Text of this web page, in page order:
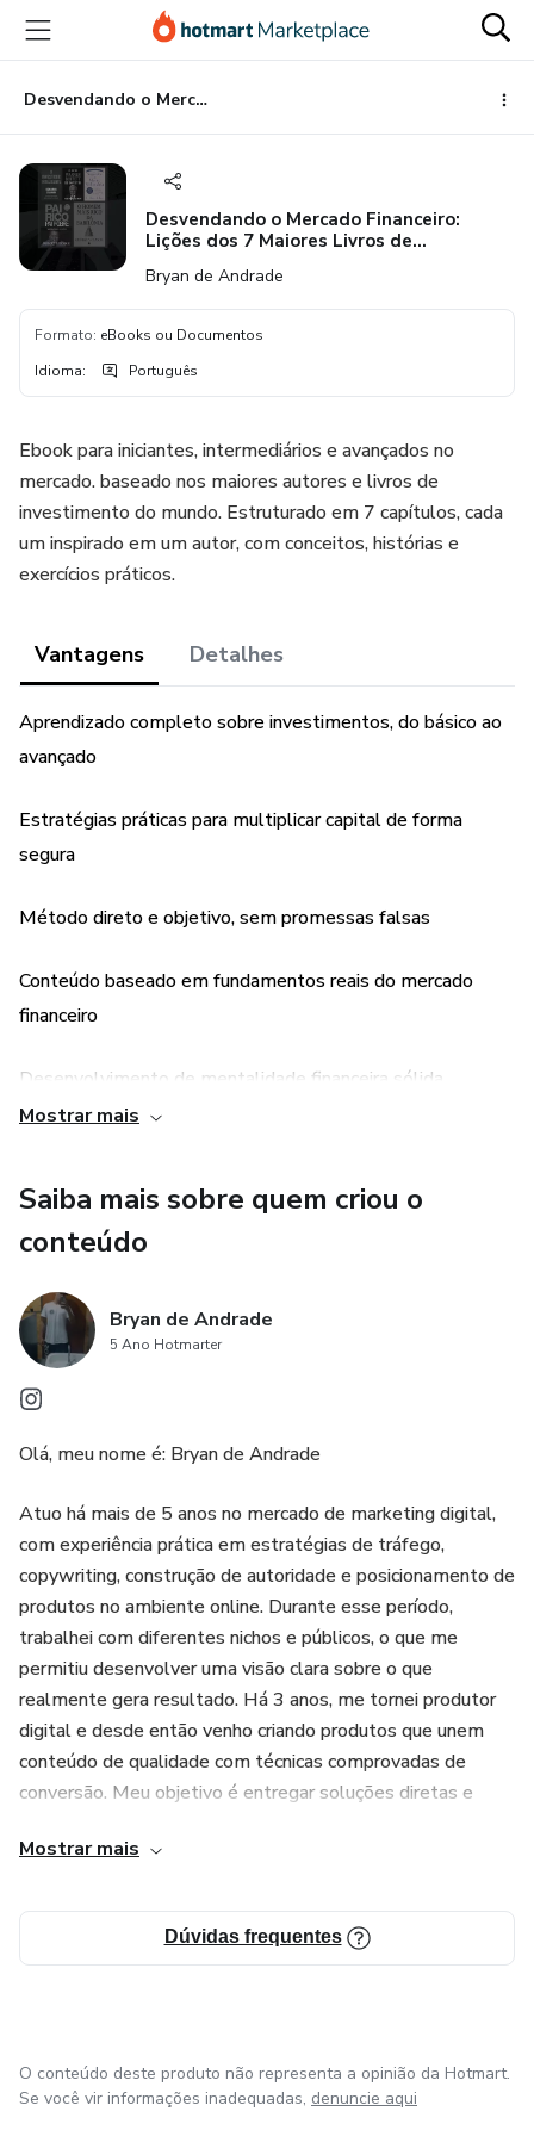
para
conteúdo
principal
para
pagamento
para
rodapé
Desvendando o Mercado Financeiro: Lições dos 7 Maiores Livros de Investimento
Desvendando o Mercado Financeiro:
Lições dos 7 Maiores Livros de
Bryan de Andrade
Formato: eBooks ou Documentos
Idioma: Português
Ebook para iniciantes, intermediários e avançados no
mercado. baseado nos maiores autores e livros de
investimento do mundo. Estruturado em 7 capítulos, cada
um inspirado em um autor, com conceitos, histórias e
exercícios práticos.
Vantagens Detalhes
Aprendizado completo sobre investimentos, do básico ao
avançado
Estratégias práticas para multiplicar capital de forma
segura
Método direto e objetivo, sem promessas falsas
Conteúdo baseado em fundamentos reais do mercado
financeiro
Desenvolvimento de mentalidade financeira sólida
Ferramentas e planilhas prontas para aplicar no dia a dia
Material atualizado com as condições atuais do merca
Mostrar mais
Saiba mais sobre quem criou o
conteúdo
Bryan de Andrade
5 Ano Hotmarter
Olá, meu nome é: Bryan de Andrade
Atuo há mais de 5 anos no mercado de marketing digital,
com experiência prática em estratégias de tráfego,
copywriting, construção de autoridade e posicionamento de
produtos no ambiente online. Durante esse período,
trabalhei com diferentes nichos e públicos, o que me
permitiu desenvolver uma visão clara sobre o que
realmente gera resultado. Há 3 anos, me tornei produtor
digital e desde então venho criando produtos que unem
conteúdo de qualidade com técnicas comprovadas de
conversão. Meu objetivo é entregar soluções diretas e
lucro. Acredito que com método, clareza e ação
financeira. Meus produtos são pensados para quem
valoriza resultado e não tem tempo a perder.
Mostrar mais
Dúvidas frequentes
O conteúdo deste produto não representa a opinião da Hotmart.
Se você vir informações inadequadas, denuncie aqui